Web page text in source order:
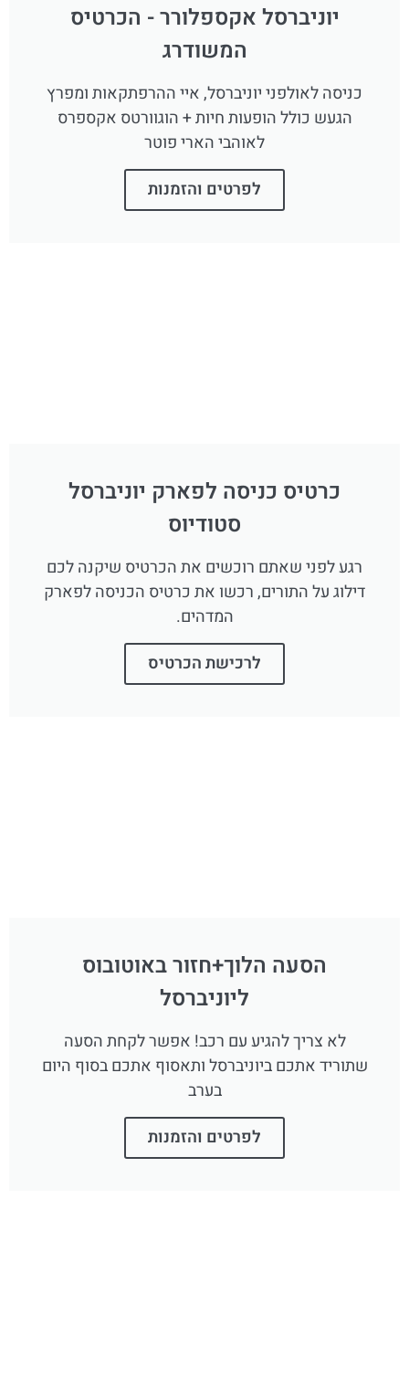
יוניברסל אקספלורר - הכרטיס
המשודרג
כניסה לאולפני יוניברסל, איי ההרפתקאות ומפרץ
הגעש כולל הופעות חיות + הוגוורטס אקספרס
לאוהבי הארי פוטר
לפרטים והזמנות
כרטיס כניסה לפארק יוניברסל
סטודיוס
רגע לפני שאתם רוכשים את הכרטיס שיקנה לכם
דילוג על התורים, רכשו את כרטיס הכניסה לפארק
המדהים.
לרכישת הכרטיס
הסעה הלוך+חזור באוטובוס
ליוניברסל
לא צריך להגיע עם רכב! אפשר לקחת הסעה
שתוריד אתכם ביוניברסל ותאסוף אתכם בסוף היום
בערב
לפרטים והזמנות